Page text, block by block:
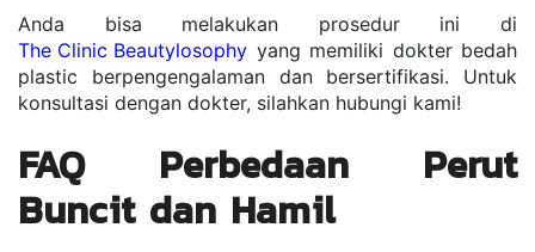
Anda bisa melakukan prosedur ini di
The Clinic Beautylosophy yang memiliki dokter bedah
plastic berpengengalaman dan bersertifikasi. Untuk
konsultasi dengan dokter, silahkan hubungi kami!
FAQ Perbedaan Perut
Buncit dan Hamil